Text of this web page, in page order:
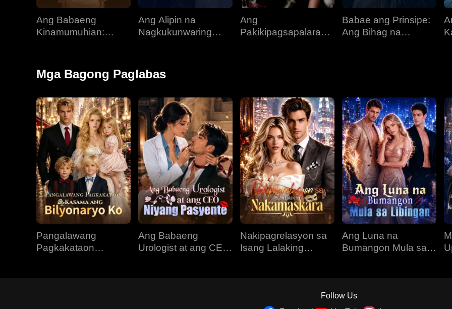
Ang Babaeng
Kinamumuhian:
Ang Alipin na
Nagkukunwaring
Ang
Pakikipagsapalaran
Babae ang Prinsipe:
Ang Bihag na
Mga Bagong Paglabas
Pangalawang
Pagkakataon
Ang Babaeng
Urologist at ang CEO
Nakipagrelasyon sa
Isang Lalaking
Ang Luna na
Bumangon Mula sa
Follow Us